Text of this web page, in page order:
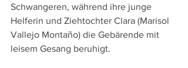
Schwangeren, während ihre junge
Helferin und Ziehtochter Clara (Marisol
Vallejo Montaño) die Gebärende mit
leisem Gesang beruhigt.